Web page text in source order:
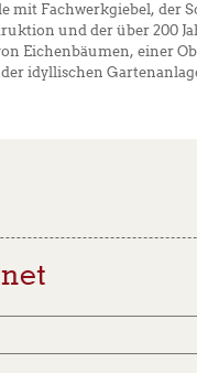
mit Fachwerkgiebel, der
und der über 200
Eichenbäumen, einer
idyllischen